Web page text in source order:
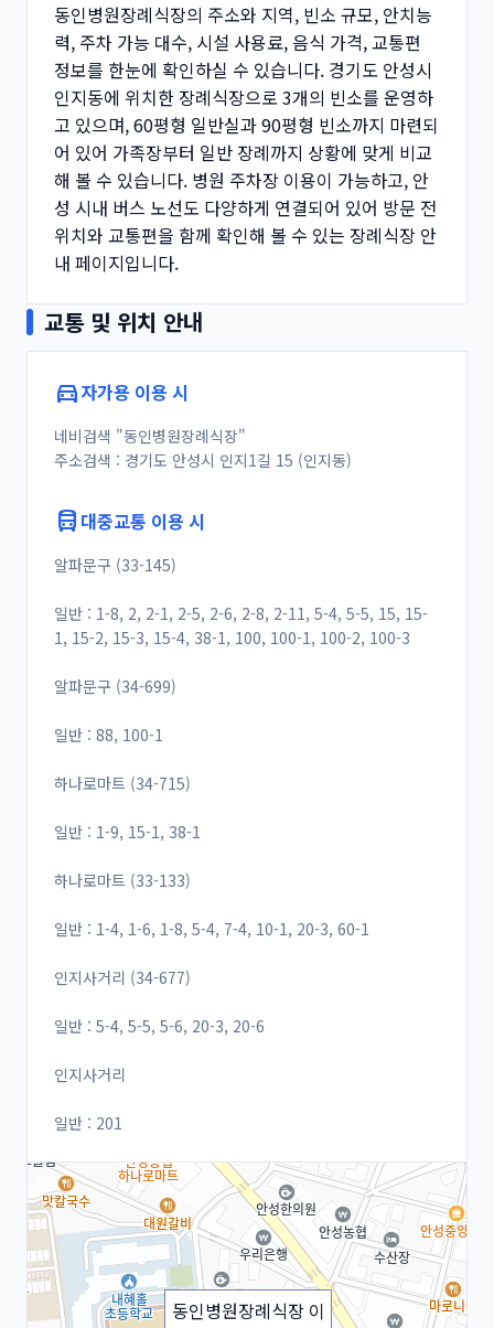
동인병원장례식장의 주소와 지역, 빈소 규모, 안치능
력, 주차 가능 대수, 시설 사용료, 음식 가격, 교통편
정보를 한눈에 확인하실 수 있습니다. 경기도 안성시
인지동에 위치한 장례식장으로 3개의 빈소를 운영하
고 있으며, 60평형 일반실과 90평형 빈소까지 마련되
어 있어 가족장부터 일반 장례까지 상황에 맞게 비교
해 볼 수 있습니다. 병원 주차장 이용이 가능하고, 안
성 시내 버스 노선도 다양하게 연결되어 있어 방문 전
위치와 교통편을 함께 확인해 볼 수 있는 장례식장 안
내 페이지입니다.
교통 및 위치 안내
directions_car자가용 이용 시
네비검색 "동인병원장례식장"
주소검색 : 경기도 안성시 인지1길 15 (인지동)
directions_bus 대중교통 이용 시
알파문구 (33-145)
일반 : 1-8, 2, 2-1, 2-5, 2-6, 2-8, 2-11, 5-4, 5-5, 15, 15-
1, 15-2, 15-3, 15-4, 38-1, 100, 100-1, 100-2, 100-3
알파문구 (34-699)
일반 : 88, 100-1
하나로마트 (34-715)
일반 : 1-9, 15-1, 38-1
하나로마트 (33-133)
일반 : 1-4, 1-6, 1-8, 5-4, 7-4, 10-1, 20-3, 60-1
인지사거리 (34-677)
일반 : 5-4, 5-5, 5-6, 20-3, 20-6
인지사거리
일반 : 201
동인병원장례식장 이